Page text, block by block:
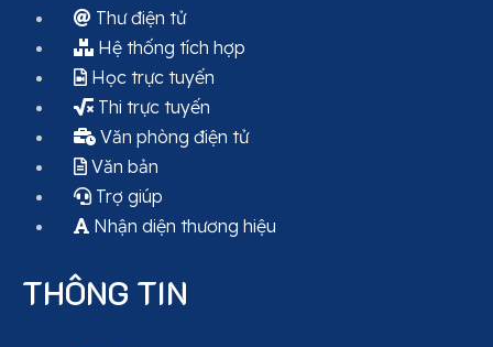
Thư điện tử
Hệ thống tích hợp
Học trực tuyến
Thi trực tuyến
Văn phòng điện tử
Văn bản
Trợ giúp
Nhận diện thương hiệu
THÔNG TIN